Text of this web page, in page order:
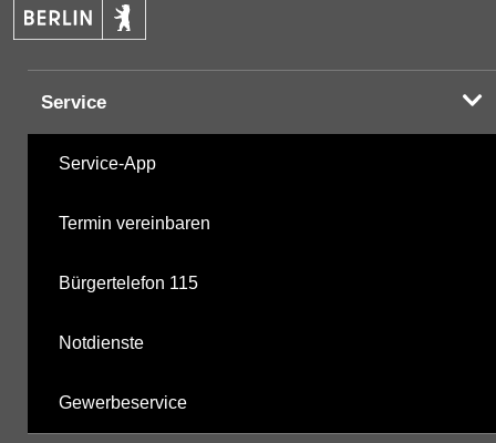
Service
Service-App
Termin vereinbaren
Bürgertelefon 115
Notdienste
Gewerbeservice